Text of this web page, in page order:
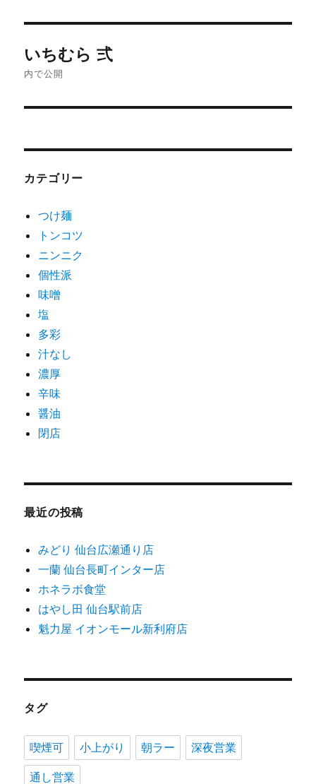
稿
ゲ
ー
シ
ン
いちむら 弍
内で公開
カテゴリー
つけ麺
トンコツ
ニンニク
個性派
味噌
塩
多彩
汁なし
濃厚
辛味
醤油
閉店
最近の投稿
みどり 仙台広瀬通り店
一蘭 仙台長町インター店
ホネラボ食堂
はやし田 仙台駅前店
魁力屋 イオンモール新利府店
タグ
喫煙可 小上がり 朝ラー 深夜営業
通し営業